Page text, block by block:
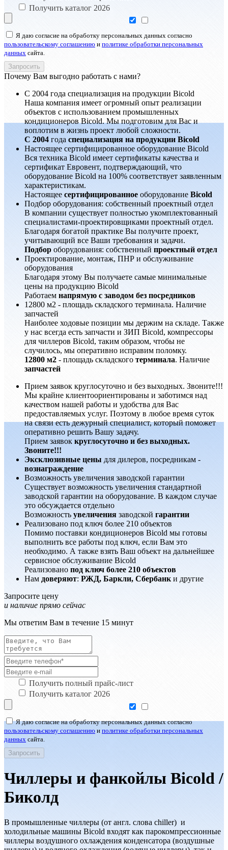
Получить каталог 2026
Я даю согласие на обработку персональных данных согласно
пользовательскому соглашению и политике обработки персональных
данных сайта.
Почему Вам выгодно работать с нами?
С 2004 года специализация на продукции Bicold
Наша компания имеет огромный опыт реализации
объектов с использованием промышленных
кондиционеров Bicold. Мы подготовим для Вас и
воплотим в жизнь проект любой сложности.
С 2004 года специализация на продукции Bicold
Настоящее сертифицированное оборудование Bicold
Вся техника Bicold имеет сертификаты качества и
сертификат Евровент, подтверждающий, что
оборудование Bicold на 100% соответствует заявленным
характеристикам.
Настоящее сертифицированное оборудование Bicold
Подбор оборудования: собственный проектный отдел
В компании существует полностью укомплектованный
специалистами-проектировщиками проектный отдел.
Благодаря богатой практике Вы получите проект,
учитывающий все Ваши требования и задачи.
Подбор оборудования: собственный проектный отдел
Проектирование, монтаж, ПНР и обслуживание
оборудования
Благодаря этому Вы получаете самые минимальные
цены на продукцию Bicold
Работаем напрямую с заводом без посредников
12800 м2 - площадь складского терминала. Наличие
запчастей
Наиболее ходовые позиции мы держим на складе. Также
у нас всегда есть запчасти и ЗИП Bicold, компрессоры
для чиллеров Bicold, таким образом, чтобы не
случилось, мы оперативно исправим поломку.
12800 м2 - площадь складского терминала. Наличие
запчастей
Прием заявок круглосуточно и без выходных. Звоните!!!
Мы крайне клиентоориентированы и заботимся над
качеством нашей работы и удобства для Вас
предоставляемых услуг. Поэтому в любое время суток
на связи есть дежурный специалист, который поможет
оперативно решить Вашу задачу.
Прием заявок круглосуточно и без выходных.
Звоните!!!
Эксклюзивные цены для дилеров, посредникам -
вознаграждение
Возможность увеличения заводской гарантии
Существует возможность увеличения стандартной
заводской гарантии на оборудование. В каждом случае
это обсуждается отдельно
Возможность увеличения заводской гарантии
Реализовано под ключ более 210 объектов
Помимо поставки кондиционеров Bicold мы готовы
выполнить все работы под ключ, если Вам это
необходимо. А также взять Ваш объект на дальнейшее
сервисное обслуживание Bicold
Реализовано под ключ более 210 объектов
Нам доверяют: РЖД, Баркли, Сбербанк и другие
Запросите цену
и наличие прямо сейчас
Мы ответим Вам в течение 15 минут
Получить полный прайс-лист
Получить каталог 2026
Я даю согласие на обработку персональных данных согласно
пользовательскому соглашению и политике обработки персональных
данных сайта.
Чиллеры и фанкойлы Bicold /
Биколд
В промышленные чиллеры (от англ. слова chiller) и
холодильные машины Bicold входят как парокомпрессионные
чиллеры воздушного охлаждения конденсатора (воздушные